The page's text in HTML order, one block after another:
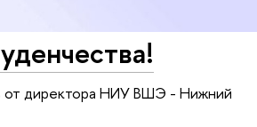
от директора НИУ ВШЭ - Нижний